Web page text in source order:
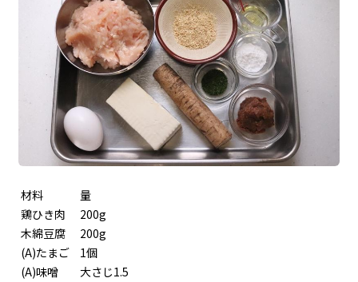
材料
量
鶏ひき肉
200g
木綿豆腐
200g
(A)たまご
1個
(A)味噌
大さじ1.5